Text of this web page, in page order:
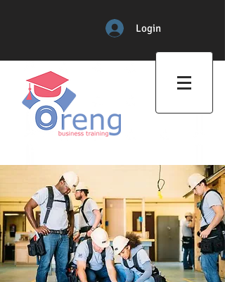
Login